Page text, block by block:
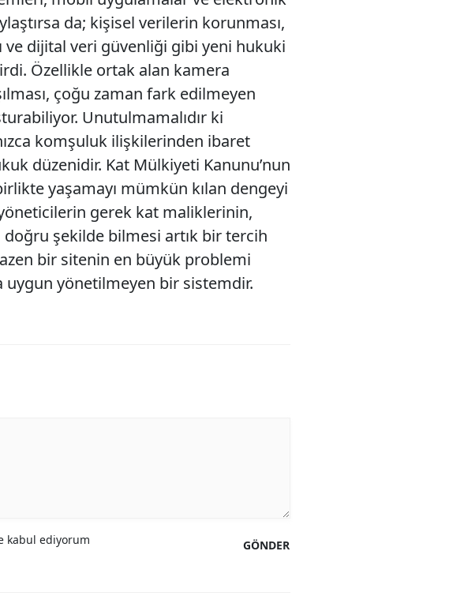
Kars
Kastamonu
Kırklareli
Kırşehir
Kocaeli
Konya
Kütahya
Malatya
da; kişisel verilerin korunması,
ve dijital veri güvenliği gibi yeni hukuki
Özellikle ortak alan kamera
çoğu zaman fark edilmeyen
Unutulmamalıdır ki
komşuluk ilişkilerinden ibaret
düzenidir. Kat Mülkiyeti Kanunu’nun
yaşamayı mümkün kılan dengeyi
gerek kat maliklerinin,
şekilde bilmesi artık bir tercih
bir sitenin en büyük problemi
yönetilmeyen bir sistemdir.
GÖNDER
kabul ediyorum